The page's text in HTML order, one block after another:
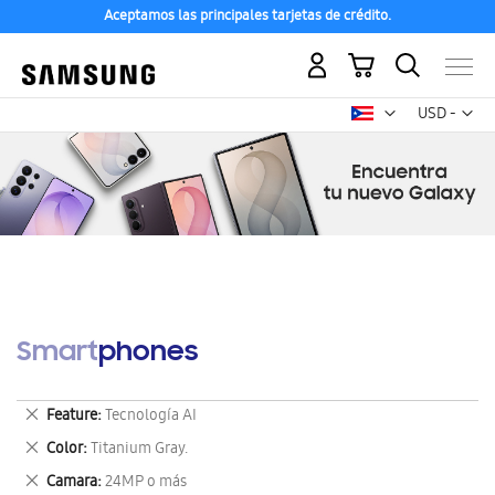
Aceptamos las principales tarjetas de crédito.
USD -
dólar
Mi carrito
Smartphones
Feature Tecnología AI
Eliminar
este
artículo
Color Titanium Gray.
Eliminar
este
Camara 24MP o más
Eliminar